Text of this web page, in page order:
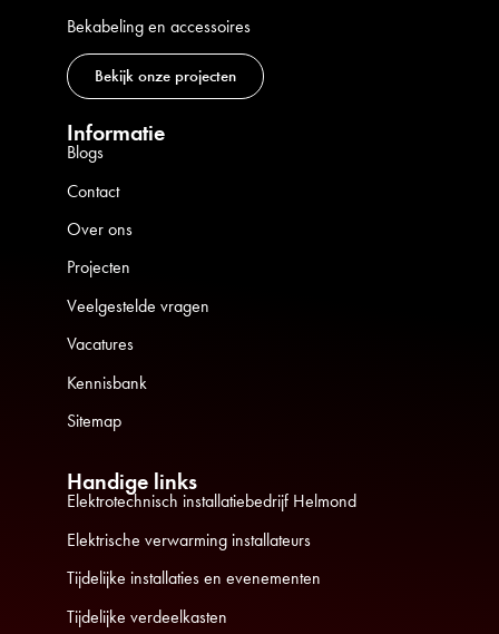
Bekabeling en accessoires
Bekijk onze projecten
Informatie
Blogs
Contact
Over ons
Projecten
Veelgestelde vragen
Vacatures
Kennisbank
Sitemap
Handige links
Elektrotechnisch installatiebedrijf Helmond
Elektrische verwarming installateurs
Tijdelijke installaties en evenementen
Tijdelijke verdeelkasten